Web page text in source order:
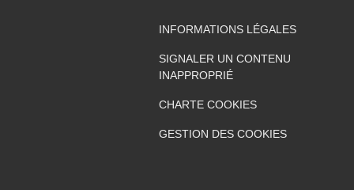
INFORMATIONS LÉGALES
SIGNALER UN CONTENU
INAPPROPRIÉ
CHARTE COOKIES
GESTION DES COOKIES